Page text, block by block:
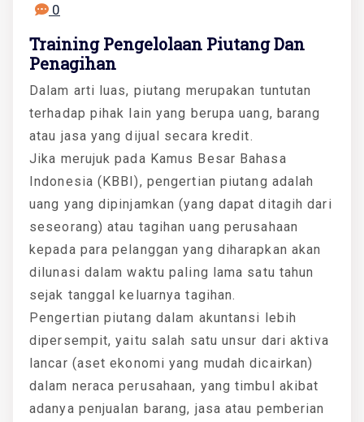
0
Training Pengelolaan Piutang Dan
Penagihan
Dalam arti luas, piutang merupakan tuntutan
terhadap pihak lain yang berupa uang, barang
atau jasa yang dijual secara kredit.
Jika merujuk pada Kamus Besar Bahasa
Indonesia (KBBI), pengertian piutang adalah
uang yang dipinjamkan (yang dapat ditagih dari
seseorang) atau tagihan uang perusahaan
kepada para pelanggan yang diharapkan akan
dilunasi dalam waktu paling lama satu tahun
sejak tanggal keluarnya tagihan.
Pengertian piutang dalam akuntansi lebih
dipersempit, yaitu salah satu unsur dari aktiva
lancar (aset ekonomi yang mudah dicairkan)
dalam neraca perusahaan, yang timbul akibat
adanya penjualan barang, jasa atau pemberian